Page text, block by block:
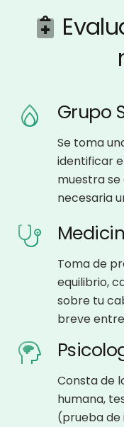
Grupo
Se toma
identificar
muestra se
necesaria
Toma de
equilibrio,
sobre tu
breve
Consta de
humana,
(prueba de